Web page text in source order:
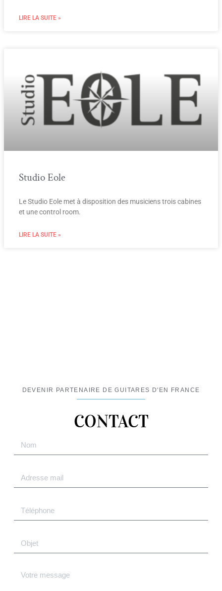
LIRE LA SUITE »
Studio Eole
Le Studio Eole met à disposition des musiciens trois cabines
et une control room.
LIRE LA SUITE »
DEVENIR PARTENAIRE DE GUITARES D'EN FRANCE
CONTACT